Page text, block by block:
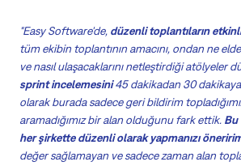
"Easy Software'de, düzenli toplantıların
tüm ekibin toplantının amacını, ondan ne
ve nasıl ulaşacaklarını netleştirdiği atölyeler
sprint incelemesini45 dakikadan 30
olarak burada sadece geri bildirim
aramadığımız bir alan olduğunu fark ettik. Bu
her şirkette düzenli olarak yapmanızı
değer sağlamayan ve sadece zaman alan